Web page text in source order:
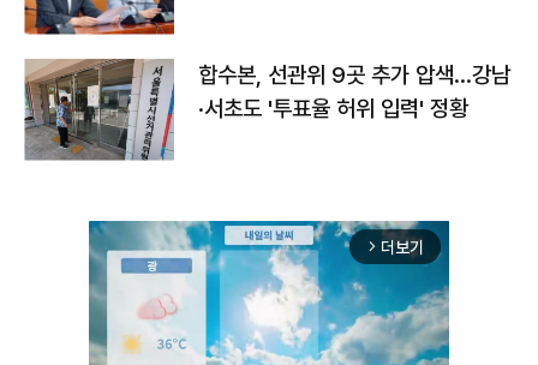
합수본, 선관위 9곳 추가 압색…강남
·서초도 '투표율 허위 입력' 정황
arrow_forward_ios 더보기